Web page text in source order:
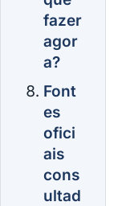
fazer
agor
a?
Font
es
ofici
ais
cons
ultad